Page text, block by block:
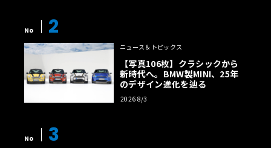
No 2
ニュース＆トピックス
【写真106枚】クラシックから
新時代へ。BMW製MINI、25年
のデザイン進化を辿る
2026 8/3
No 3